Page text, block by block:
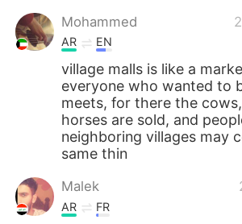
Mohammed
AR EN
village malls is like a
everyone who wanted to
meets, for there the
horses are sold, and
neighboring villages may
same thin
Malek
AR FR